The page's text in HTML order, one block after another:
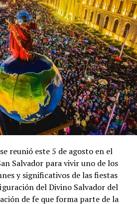
reunió este 5 de agosto en el
Salvador para vivir uno de los
y significativos de las fiestas
del Divino Salvador del
de fe que forma parte de la